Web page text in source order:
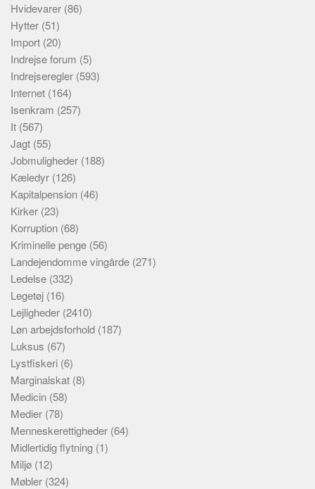
Hvidevarer (86)
Hytter (51)
Import (20)
Indrejse forum (5)
Indrejseregler (593)
Internet (164)
Isenkram (257)
It (567)
Jagt (55)
Jobmuligheder (188)
Kæledyr (126)
Kapitalpension (46)
Kirker (23)
Korruption (68)
Kriminelle penge (56)
Landejendomme vingårde (271)
Ledelse (332)
Legetøj (16)
Lejligheder (2410)
Løn arbejdsforhold (187)
Luksus (67)
Lystfiskeri (6)
Marginalskat (8)
Medicin (58)
Medier (78)
Menneskerettigheder (64)
Midlertidig flytning (1)
Miljø (12)
Møbler (324)